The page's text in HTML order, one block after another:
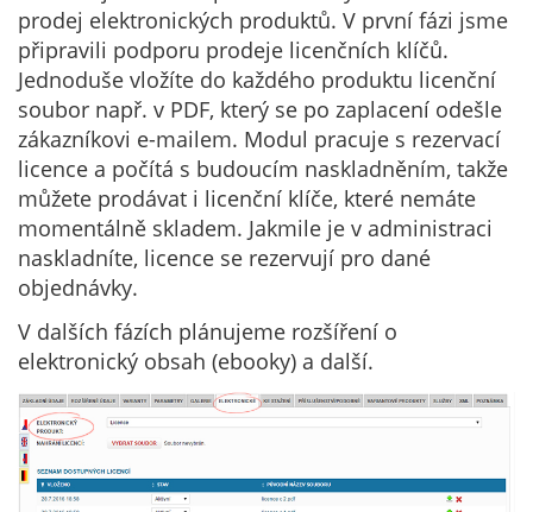
prodej elektronických produktů. V první fázi jsme
připravili podporu prodeje licenčních klíčů.
Jednoduše vložíte do každého produktu licenční
soubor např. v PDF, který se po zaplacení odešle
zákazníkovi e-mailem. Modul pracuje s rezervací
licence a počítá s budoucím naskladněním, takže
můžete prodávat i licenční klíče, které nemáte
momentálně skladem. Jakmile je v administraci
naskladníte, licence se rezervují pro dané
objednávky.
V dalších fázích plánujeme rozšíření o
elektronický obsah (ebooky) a další.